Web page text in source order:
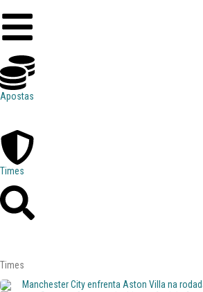
Apostas
Times
Times